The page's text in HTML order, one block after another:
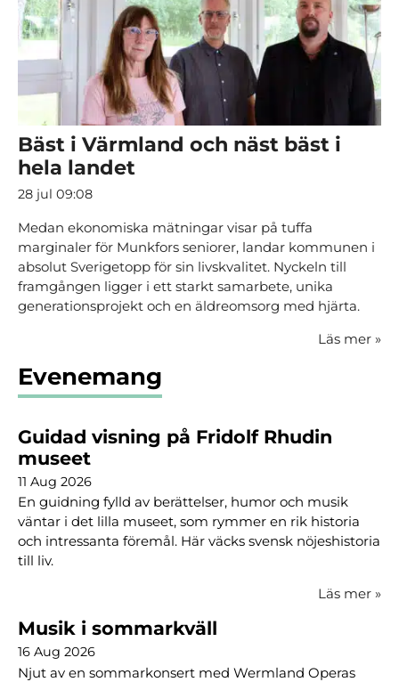
Bäst i Värmland och näst bäst i
hela landet
28 jul 09:08
Medan ekonomiska mätningar visar på tuffa
marginaler för Munkfors seniorer, landar kommunen i
absolut Sverigetopp för sin livskvalitet. Nyckeln till
framgången ligger i ett starkt samarbete, unika
generationsprojekt och en äldreomsorg med hjärta.
Läs mer »
Evenemang
Guidad visning på Fridolf Rhudin
museet
11 Aug 2026
En guidning fylld av berättelser, humor och musik
väntar i det lilla museet, som rymmer en rik historia
och intressanta föremål. Här väcks svensk nöjeshistoria
till liv.
Läs mer »
Musik i sommarkväll
16 Aug 2026
Njut av en sommarkonsert med Wermland Operas